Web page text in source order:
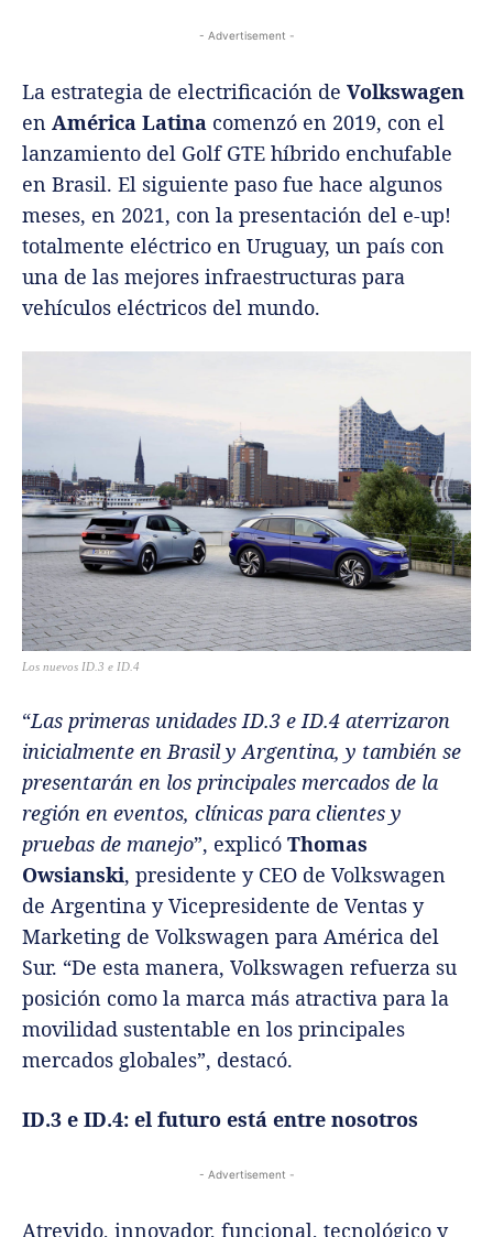
- Advertisement -
La estrategia de electrificación de Volkswagen
en América Latina comenzó en 2019, con el
lanzamiento del Golf GTE híbrido enchufable
en Brasil. El siguiente paso fue hace algunos
meses, en 2021, con la presentación del e-up!
totalmente eléctrico en Uruguay, un país con
una de las mejores infraestructuras para
vehículos eléctricos del mundo.
Los nuevos ID.3 e ID.4
“Las primeras unidades ID.3 e ID.4 aterrizaron
inicialmente en Brasil y Argentina, y también se
presentarán en los principales mercados de la
región en eventos, clínicas para clientes y
pruebas de manejo”, explicó Thomas
Owsianski, presidente y CEO de Volkswagen
de Argentina y Vicepresidente de Ventas y
Marketing de Volkswagen para América del
Sur. “De esta manera, Volkswagen refuerza su
posición como la marca más atractiva para la
movilidad sustentable en los principales
mercados globales”, destacó.
ID.3 e ID.4: el futuro está entre nosotros
- Advertisement -
Atrevido, innovador, funcional, tecnológico y